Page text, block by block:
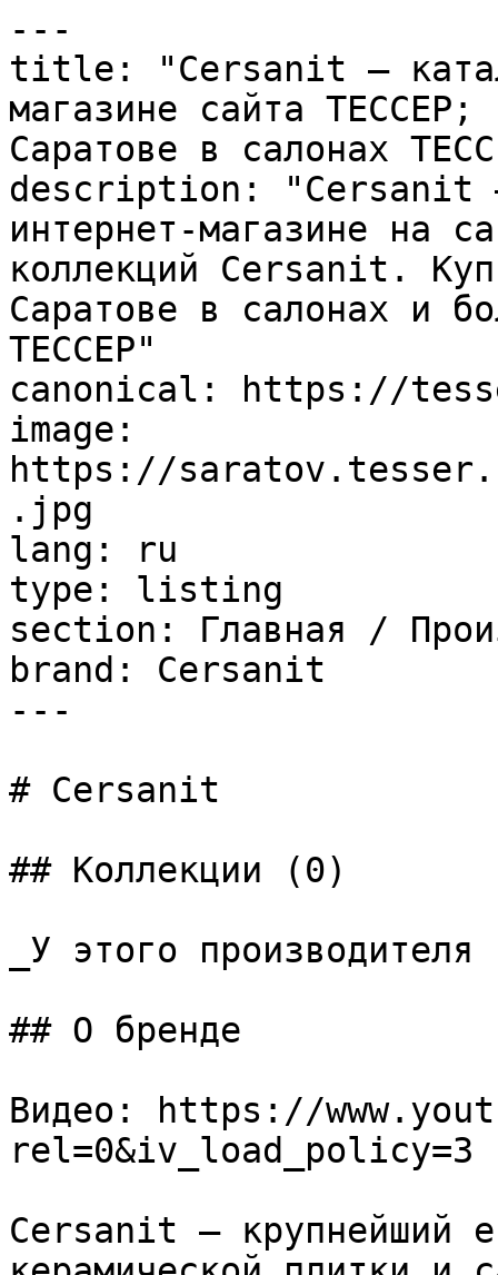
---
title: "Cersanit –
магазине сайта
Саратове в салонах
description: "Cersanit
интернет-магазине на
коллекций Cersanit.
Саратове в салонах и
ТЕССЕР"
canonical: https://
image:
https://
.jpg
lang: ru
type: listing
section: Главная /
brand: Cersanit
---
# Cersanit
## Коллекции (0)
_У этого
## О бренде
Видео: https://
rel=0&iv_load_policy=3
Cersanit – крупнейший